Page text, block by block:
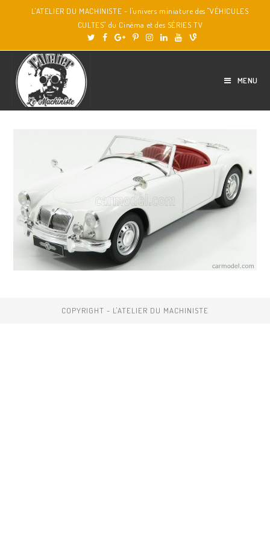
L'ATELIER DU MACHINISTE - l'univers miniature des "VÉHICULES
CULTES" du Cinéma et des SÉRIES TV
MENU
COPYRIGHT - L'ATELIER DU MACHINISTE